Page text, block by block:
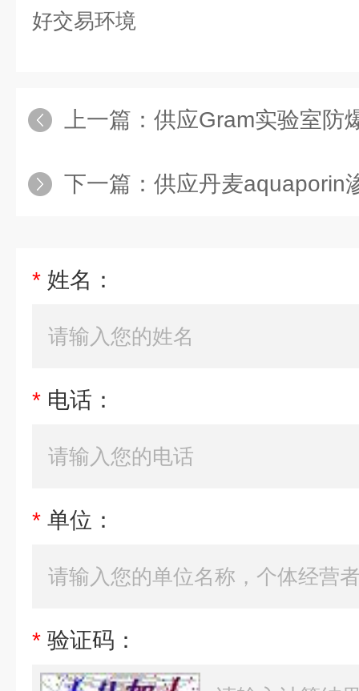
好交易环境
上一篇： 供应Gram实验室防
下一篇： 供应丹麦aquaporin
* 姓名：
* 电话：
* 单位：
* 验证码：